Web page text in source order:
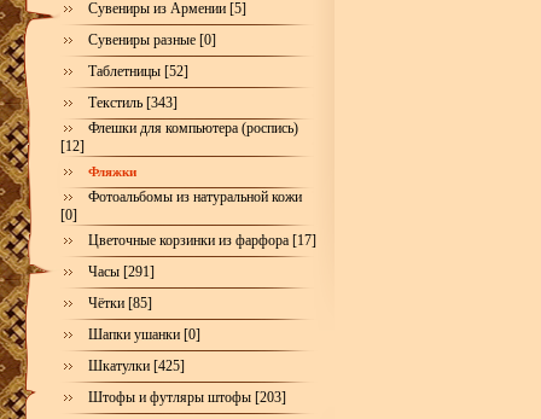
Сувениры из Армении [5]
Сувениры разные [0]
Таблетницы [52]
Текстиль [343]
Флешки для компьютера (роспись)
[12]
Фляжки
Фотоальбомы из натуральной кожи
[0]
Цветочные корзинки из фарфора [17]
Часы [291]
Чётки [85]
Шапки ушанки [0]
Шкатулки [425]
Штофы и футляры штофы [203]